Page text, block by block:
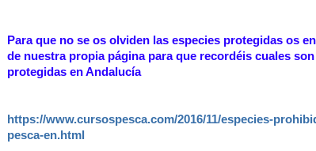
Para que no se os olviden las especies protegidas os
de nuestra propia página para que recordéis cuales
protegidas en Andalucía
https://www.cursospesca.com/2016/11/especies-
pesca-en.html